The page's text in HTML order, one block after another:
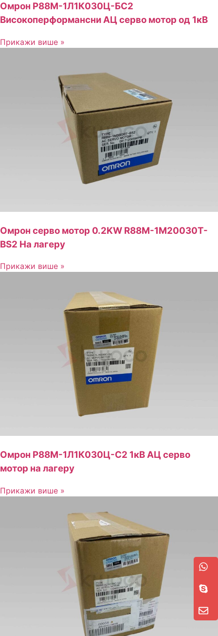
Омрон Р88М-1Л1К030Ц-БС2
Високоперформансни АЦ серво мотор од 1кВ
Прикажи више »
Омрон серво мотор 0.2KW R88M-1M20030T-
BS2 На лагеру
Прикажи више »
Омрон Р88М-1Л1К030Ц-С2 1кВ АЦ серво
мотор на лагеру
Прикажи више »